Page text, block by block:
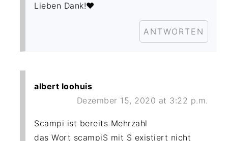
Lieben Dank!❤️
ANTWORTEN
albert loohuis
Dezember 15, 2020 at 3:22 p.m.
Scampi ist bereits Mehrzahl
das Wort scampiS mit S existiert nicht